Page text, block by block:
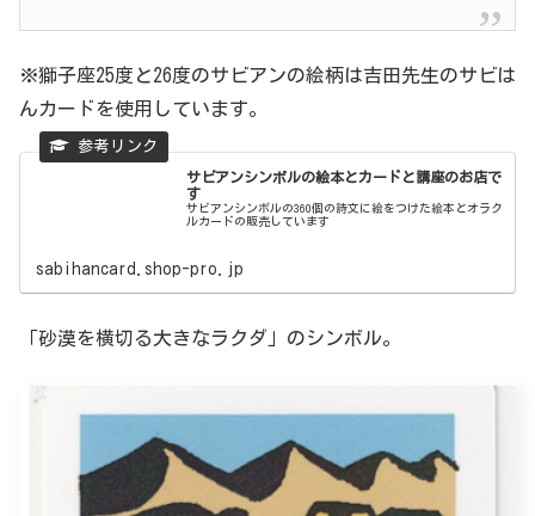
※獅子座25度と26度のサビアンの絵柄は吉田先生のサビは
んカードを使用しています。
サビアンシンボルの絵本とカードと講座のお店で
す
サビアンシンボルの360個の詩文に絵をつけた絵本とオラク
ルカードの販売しています
sabihancard.shop-pro.jp
「砂漠を横切る大きなラクダ」のシンボル。